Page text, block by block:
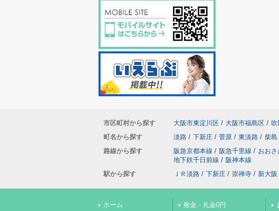
市区町村から探す 大阪市東淀川区 / 大阪市福島区 / 吹
町名から探す
淡路 / 下新庄 / 菅原 / 東淡路 / 柴島
路線から探す
阪急京都本線 / 阪急千里線 / おおさ
地下鉄千日前線 / 阪神本線
駅から探す
ＪＲ淡路 / 下新庄 / 崇禅寺 / 新大阪
ホーム 敷金・礼金0円